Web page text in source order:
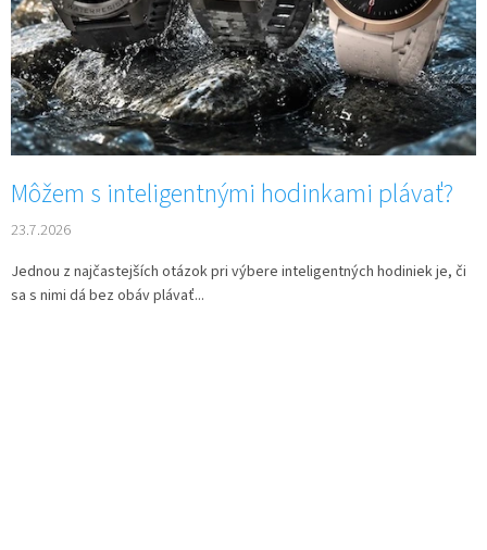
Môžem s inteligentnými hodinkami plávať?
23.7.2026
Jednou z najčastejších otázok pri výbere inteligentných hodiniek je, či
sa s nimi dá bez obáv plávať...